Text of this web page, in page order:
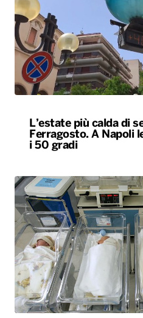
L’estate più calda di
Ferragosto. A Napoli
i 50 gradi